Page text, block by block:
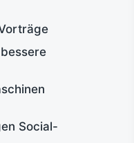
Social-